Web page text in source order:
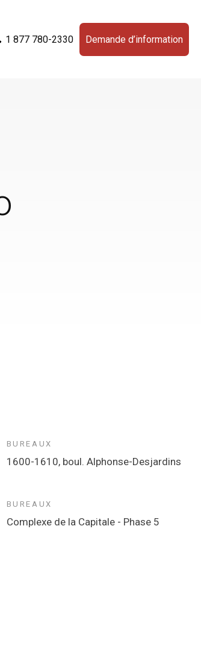
1 877 780-2330 Demande d’information
BUREAUX
1600-1610, boul. Alphonse-Desjardins
BUREAUX
Complexe de la Capitale - Phase 5